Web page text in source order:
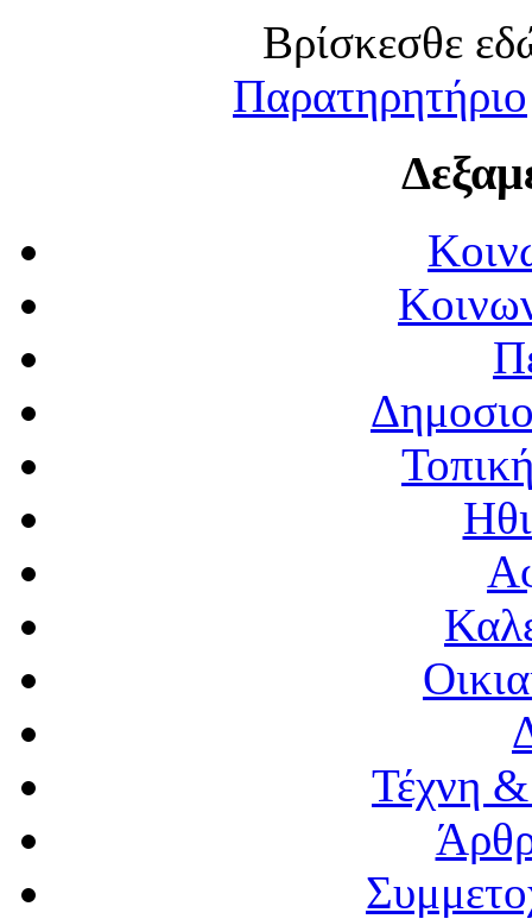
Βρίσκεσθε
Παρατηρητήριο
Τέχνη